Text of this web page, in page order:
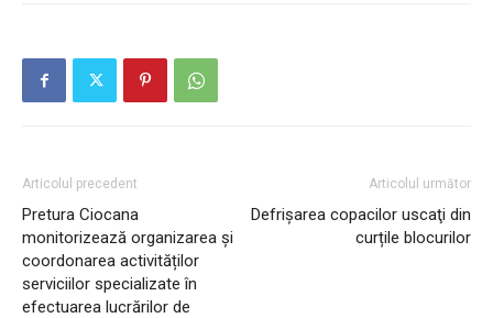
Articolul precedent
Pretura Ciocana
monitorizează organizarea și
coordonarea activităților
serviciilor specializate în
efectuarea lucrărilor de
Articolul următor
Defrişarea copacilor uscaţi din
curțile blocurilor